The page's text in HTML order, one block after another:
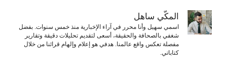
المكّي ساهل
اسمي سهيل وأنا محرر في آراء الإخبارية منذ خمس سنوات. بفضل
شغفي بالصحافة والحقيقة، أسعى لتقديم تحليلات دقيقة وتقارير
مفصلة تعكس واقع عالمنا. هدفي هو إعلام وإلهام قرائنا من خلال
كتاباتي.